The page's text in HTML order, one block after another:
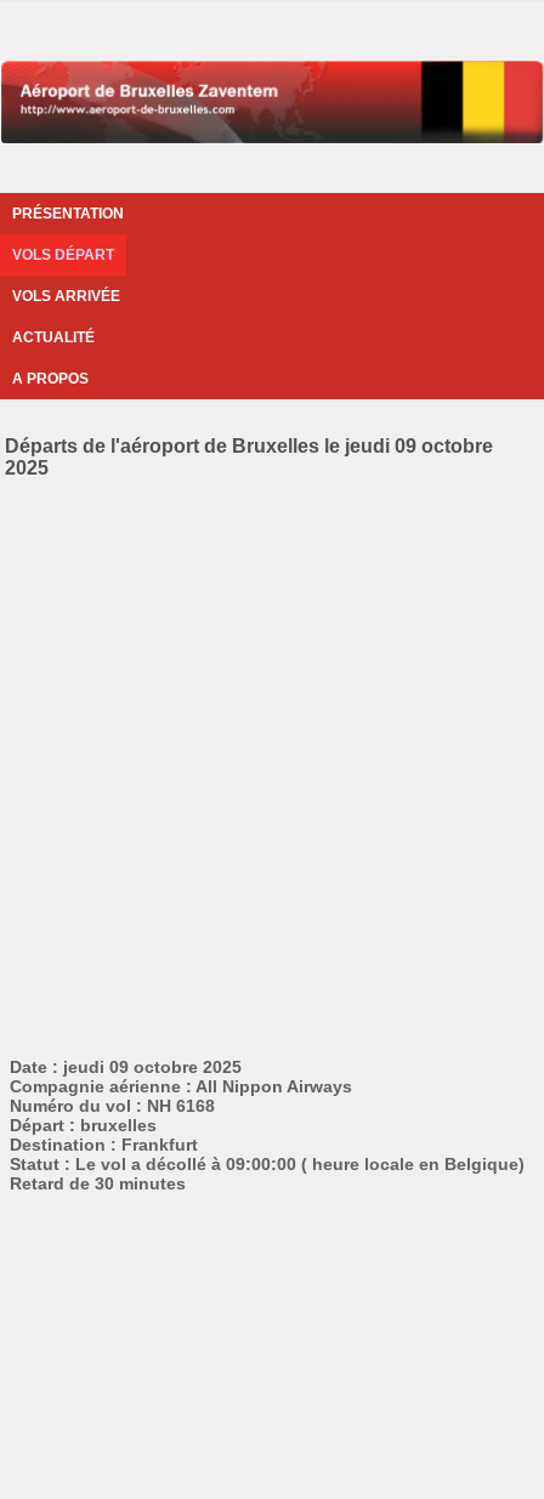
PRÉSENTATION
VOLS DÉPART
VOLS ARRIVÉE
ACTUALITÉ
A PROPOS
Départs de l'aéroport de Bruxelles le jeudi 09 octobre
2025
Date : jeudi 09 octobre 2025
Compagnie aérienne : All Nippon Airways
Numéro du vol : NH 6168
Départ : bruxelles
Destination : Frankfurt
Statut : Le vol a décollé à 09:00:00 ( heure locale en Belgique)
Retard de 30 minutes